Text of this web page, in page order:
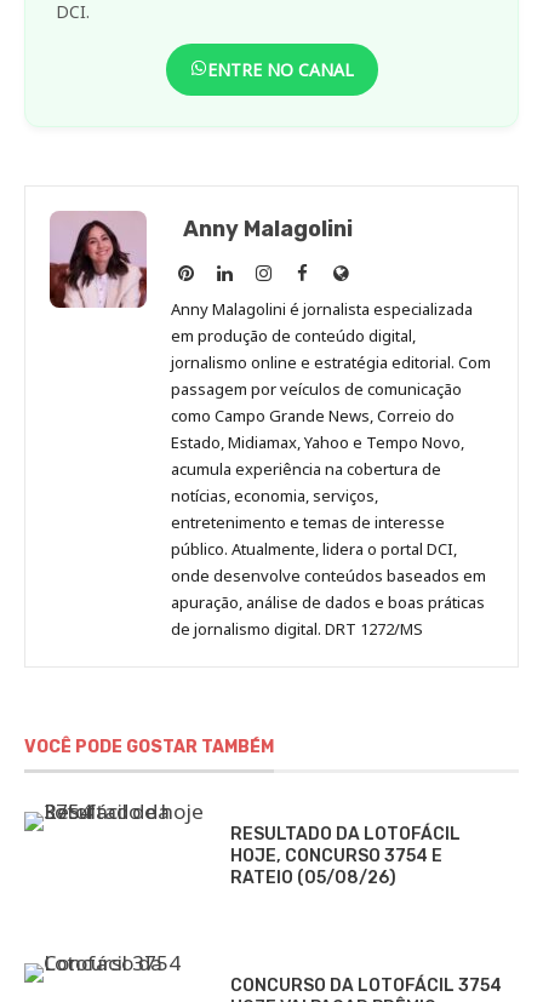
DCI.
ENTRE NO CANAL
Anny Malagolini
Anny
Malagolini
no
Pinterest
Anny
Malagolini
no
LinkedIn
Anny
Malagolini
no
Instagram
Anny
Malagolini
no
Facebook
Site
de
Anny
Malagolini
Anny Malagolini é jornalista especializada
em produção de conteúdo digital,
jornalismo online e estratégia editorial. Com
passagem por veículos de comunicação
como Campo Grande News, Correio do
Estado, Midiamax, Yahoo e Tempo Novo,
acumula experiência na cobertura de
notícias, economia, serviços,
entretenimento e temas de interesse
público. Atualmente, lidera o portal DCI,
onde desenvolve conteúdos baseados em
apuração, análise de dados e boas práticas
de jornalismo digital. DRT 1272/MS
VOCÊ PODE GOSTAR TAMBÉM
RESULTADO DA LOTOFÁCIL
HOJE, CONCURSO 3754 E
RATEIO (05/08/26)
CONCURSO DA LOTOFÁCIL 3754